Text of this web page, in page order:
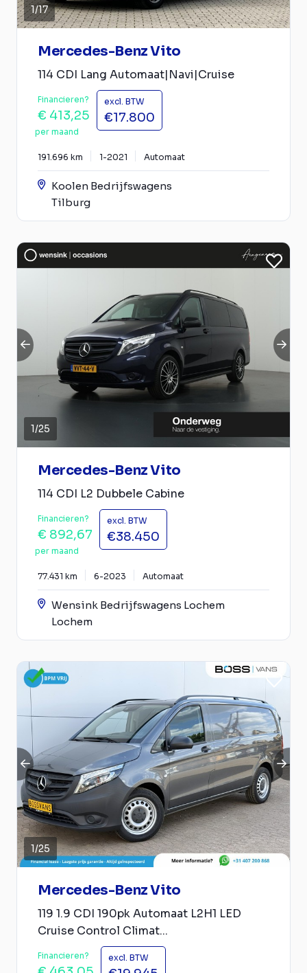
1/17
Mercedes-Benz Vito
114 CDI Lang Automaat|Navi|Cruise
Financieren?
€ 413,25
per maand
excl. BTW
€17.800
191.696 km 1-2021 Automaat
Koolen Bedrijfswagens
Tilburg
1/25
Mercedes-Benz Vito
114 CDI L2 Dubbele Cabine
Financieren?
€ 892,67
per maand
excl. BTW
€38.450
77.431 km 6-2023 Automaat
Wensink Bedrijfswagens Lochem
Lochem
1/25
Mercedes-Benz Vito
119 1.9 CDI 190pk Automaat L2H1 LED
Cruise Control Climat...
Financieren? excl. BTW